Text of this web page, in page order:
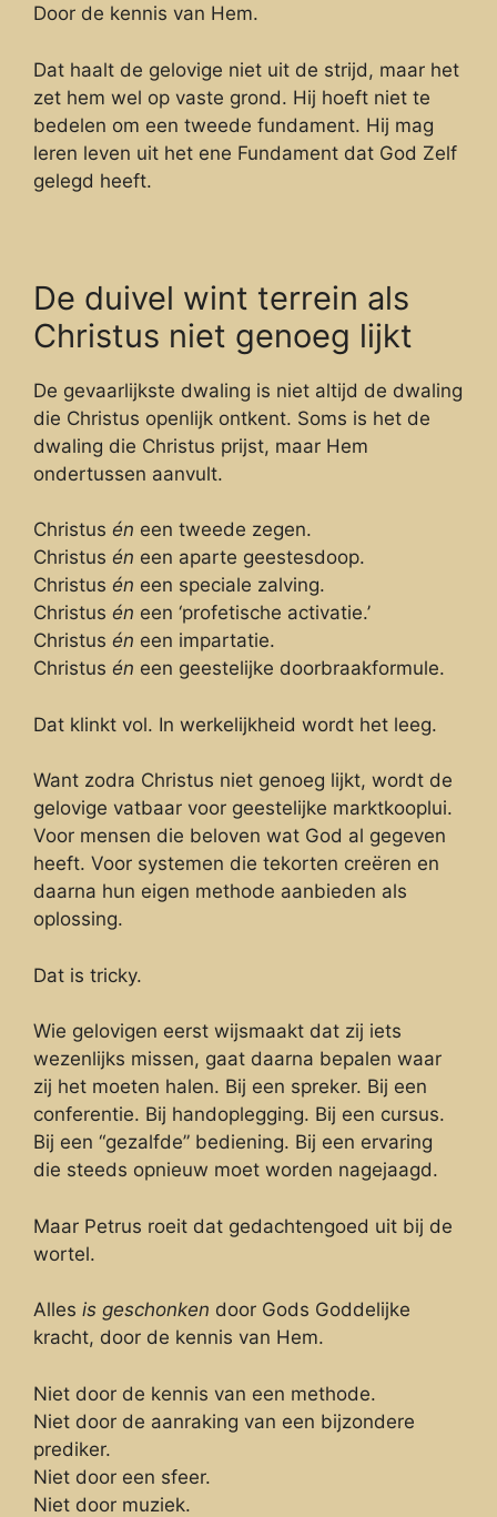
Door de kennis van Hem.
Dat haalt de gelovige niet uit de strijd, maar het
zet hem wel op vaste grond. Hij hoeft niet te
bedelen om een tweede fundament. Hij mag
leren leven uit het ene Fundament dat God Zelf
gelegd heeft.
De duivel wint terrein als
Christus niet genoeg lijkt
De gevaarlijkste dwaling is niet altijd de dwaling
die Christus openlijk ontkent. Soms is het de
dwaling die Christus prijst, maar Hem
ondertussen aanvult.
Christus én een tweede zegen.
Christus én een aparte geestesdoop.
Christus én een speciale zalving.
Christus én een ‘profetische activatie.’
Christus én een impartatie.
Christus én een geestelijke doorbraakformule.
Dat klinkt vol. In werkelijkheid wordt het leeg.
Want zodra Christus niet genoeg lijkt, wordt de
gelovige vatbaar voor geestelijke marktkooplui.
Voor mensen die beloven wat God al gegeven
heeft. Voor systemen die tekorten creëren en
daarna hun eigen methode aanbieden als
oplossing.
Dat is tricky.
Wie gelovigen eerst wijsmaakt dat zij iets
wezenlijks missen, gaat daarna bepalen waar
zij het moeten halen. Bij een spreker. Bij een
conferentie. Bij handoplegging. Bij een cursus.
Bij een “gezalfde” bediening. Bij een ervaring
die steeds opnieuw moet worden nagejaagd.
Maar Petrus roeit dat gedachtengoed uit bij de
wortel.
Alles is geschonken door Gods Goddelijke
kracht, door de kennis van Hem.
Niet door de kennis van een methode.
Niet door de aanraking van een bijzondere
prediker.
Niet door een sfeer.
Niet door muziek.